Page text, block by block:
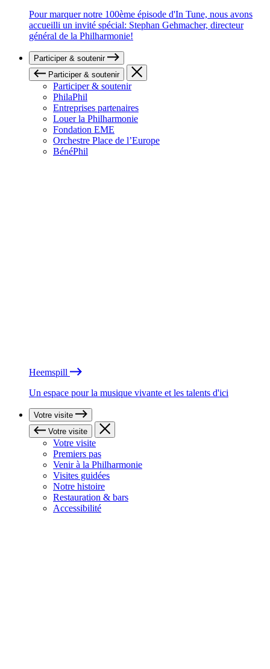
Pour marquer notre 100ème épisode d'In Tune, nous avons
accueilli un invité spécial: Stephan Gehmacher, directeur
général de la Philharmonie!
Participer & soutenir
Participer & soutenir
Participer & soutenir
PhilaPhil
Entreprises partenaires
Louer la Philharmonie
Fondation EME
Orchestre Place de l’Europe
BénéPhil
Heemspill
Un espace pour la musique vivante et les talents d'ici
Votre visite
Votre visite
Votre visite
Premiers pas
Venir à la Philharmonie
Visites guidées
Notre histoire
Restauration & bars
Accessibilité